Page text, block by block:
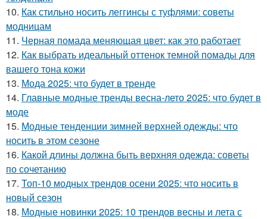
10. Как стильно носить леггинсы с туфлями: советы
модницам
11. Черная помада меняющая цвет: как это работает
12. Как выбрать идеальный оттенок темной помады для
вашего тона кожи
13. Мода 2025: что будет в тренде
14. Главные модные тренды весна-лето 2025: что будет в
моде
15. Модные тенденции зимней верхней одежды: что
носить в этом сезоне
16. Какой длины должна быть верхняя одежда: советы
по сочетанию
17. Топ-10 модных трендов осени 2025: что носить в
новый сезон
18. Модные новинки 2025: 10 трендов весны и лета с